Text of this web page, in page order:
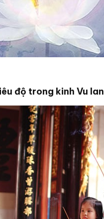
độ trong kinh Vu lan